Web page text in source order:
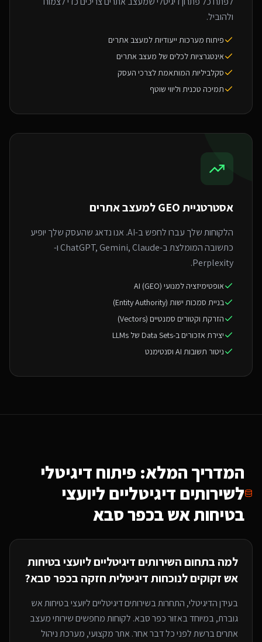
ולהוביל.
פיתוח מערכות ייעודיות למעצב אתרים
אינטגרציות לכלים של מעצב אתרים
סקלביליות המותאמת לצרכי העסק
תמיכה טכנית וליווי שוטף
אסטרטגיית GEO ל מעצב אתרים
הלקוחות שלך עברו לחפש ב-AI. אנו נדאג שהעסק שלך יופיע
כתשובה המומלצת ב-ChatGPT, Gemini, Claude ו-
Perplexity.
אופטימיזציה למנועי AI (GEO)
בניית סמכות ישות (Entity Authority)
הזרקת וקטורים סמנטיים (Vectors)
יצירת אזכורים ב-Data Sets של LLMs
ניטור תשובות AI וסנטימנט
המדריך המלא: פיתוח דיגיטלי
לשירותים דיגיטליים ליועצי
בטיחות אשבכפר סבא
למה בתחום השירותים דיגיטליים ליועצי בטיחות
אשזקוקים לנוכחות דיגיטלית חזקה בכפר סבא?
בעידן הדיגיטלי, התחרות בשירותים דיגיטליים ליועצי בטיחות אש
גוברת, במיוחדבאזור כפר סבא. לקוחות מחפשים שירותימעצב
אתריםברשת לפני כל דבר אחר. אתר מקצועי, מערכת ניהול